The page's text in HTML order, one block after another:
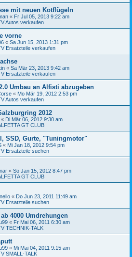
mit neuen Kotflügeln
« Fr Jul 05, 2013 9:22 am
Autos verkaufen
vorne
« Sa Jun 15, 2013 1:31 pm
Ersatzteile verkaufen
« Sa Mär 23, 2013 9:42 am
Ersatzteile verkaufen
Umbau an Alfisti abzugeben
« Mo Mär 19, 2012 2:53 pm
Autos verkaufen
2012
« Di Mär 06, 2012 9:30 am
GT CLUB
SSD, Gurte, "Tuningmotor"
« Mi Jan 18, 2012 9:54 pm
Ersatzteile suchen
« So Jan 15, 2012 8:47 pm
GT CLUB
« Do Jun 23, 2011 11:49 am
Ersatzteile suchen
4000 Umdrehungen
« Fr Mai 06, 2011 6:30 am
TECHNIK-TALK
« Mi Mai 04, 2011 9:15 am
SMALL-TALK